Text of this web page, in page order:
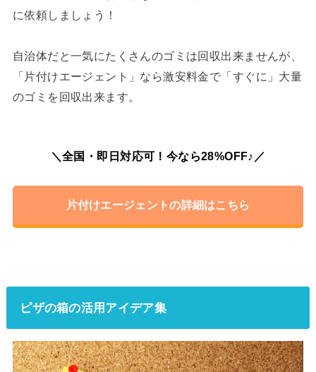
に依頼しましょう！
自治体だと一気にたくさんのゴミは回収出来ませんが、
「片付けエージェント」なら激安料金で「すぐに」大量
のゴミを回収出来ます。
＼全国・即日対応可！今なら28%OFF♪／
片付けエージェントの詳細はこちら
ピザの箱の活用アイデア集